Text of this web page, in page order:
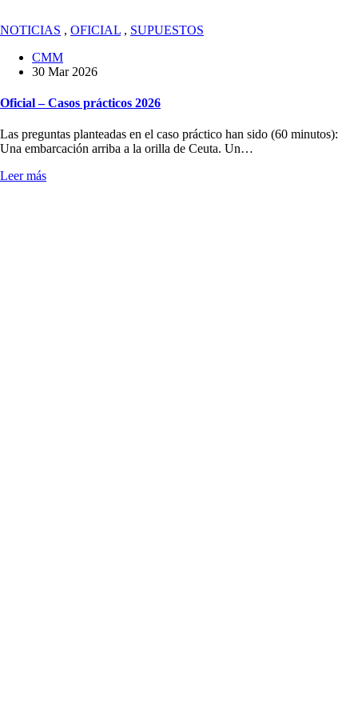
NOTICIAS , OFICIAL , SUPUESTOS
CMM
30 Mar 2026
Oficial – Casos prácticos 2026
Las preguntas planteadas en el caso práctico han sido (60 minutos):
Una embarcación arriba a la orilla de Ceuta. Un…
Leer más